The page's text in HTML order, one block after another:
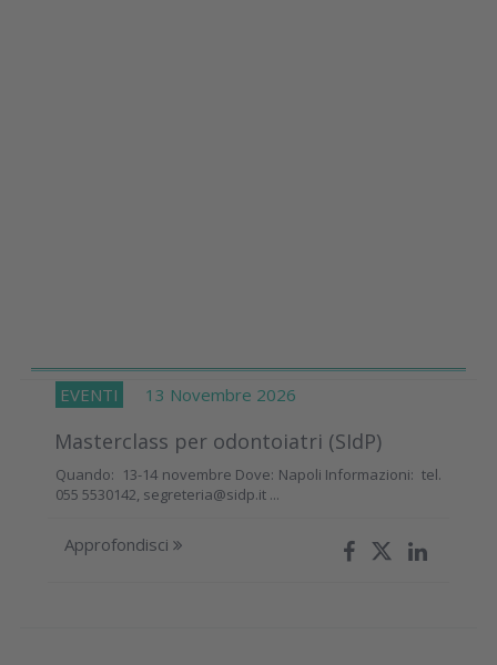
EVENTI 13 Novembre 2026
Masterclass per odontoiatri (SIdP)
Quando: 13-14 novembre Dove: Napoli Informazioni: tel.
055 5530142, segreteria@sidp.it ...
Approfondisci